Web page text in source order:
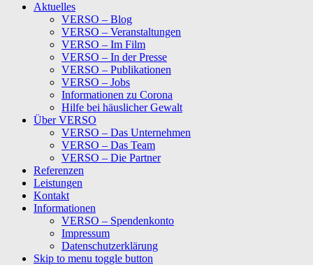
Aktuelles
VERSO – Blog
VERSO – Veranstaltungen
VERSO – Im Film
VERSO – In der Presse
VERSO – Publikationen
VERSO – Jobs
Informationen zu Corona
Hilfe bei häuslicher Gewalt
Über VERSO
VERSO – Das Unternehmen
VERSO – Das Team
VERSO – Die Partner
Referenzen
Leistungen
Kontakt
Informationen
VERSO – Spendenkonto
Impressum
Datenschutzerklärung
Skip to menu toggle button